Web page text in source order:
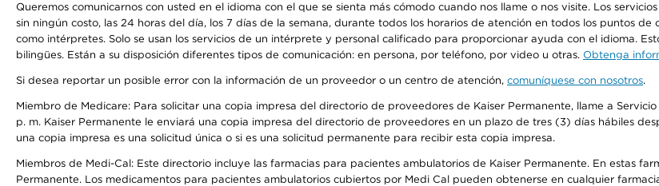
Queremos comunicarnos con usted en el idioma con el que se sienta más cómodo cuando nos llame o nos visite. Los
sin ningún costo, las 24 horas del día, los 7 días de la semana, durante todos los horarios de atención en todos los puntos
como intérpretes. Solo se usan los servicios de un intérprete y personal calificado para proporcionar ayuda con el idioma.
bilingües. Están a su disposición diferentes tipos de comunicación: en persona, por teléfono, por video u otras. Obtenga
Si desea reportar un posible error con la información de un proveedor o un centro de atención, comuníquese con nosotros.
Miembro de Medicare: Para solicitar una copia impresa del directorio de proveedores de Kaiser Permanente, llame a
p. m. Kaiser Permanente le enviará una copia impresa del directorio de proveedores en un plazo de tres (3) días hábiles
una copia impresa es una solicitud única o si es una solicitud permanente para recibir esta copia impresa.
Miembros de Medi-Cal: Este directorio incluye las farmacias para pacientes ambulatorios de Kaiser Permanente. En estas
Permanente. Los medicamentos para pacientes ambulatorios cubiertos por Medi Cal pueden obtenerse en cualquier